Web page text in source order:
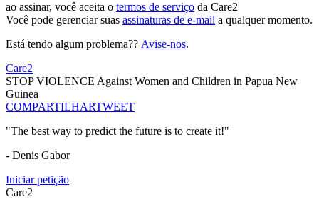
ao assinar, você aceita o termos de serviço da Care2
Você pode gerenciar suas assinaturas de e-mail a qualquer momento.
Está tendo algum problema?? Avise-nos.
Care2
STOP VIOLENCE Against Women and Children in Papua New
Guinea
COMPARTILHARTWEET
"The best way to predict the future is to create it!"
- Denis Gabor
Iniciar petição
Care2